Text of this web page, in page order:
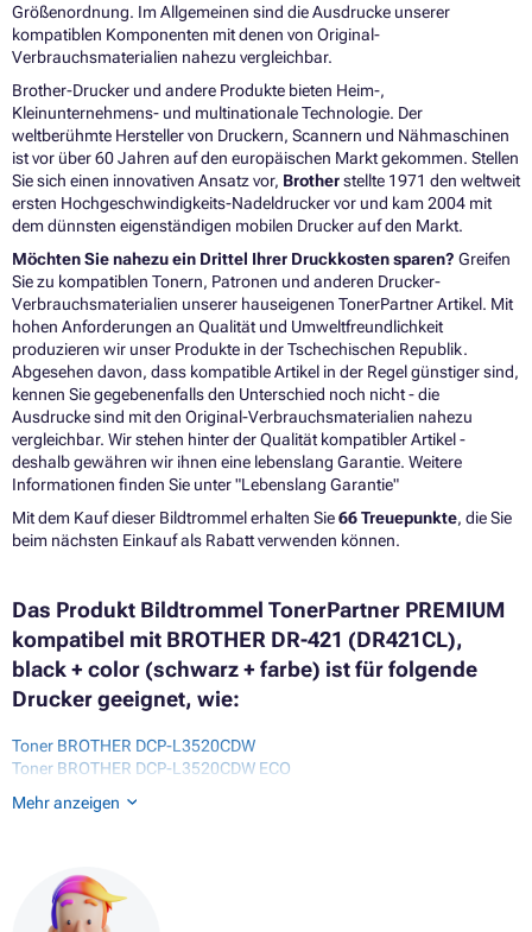
Größenordnung. Im Allgemeinen sind die Ausdrucke unserer
kompatiblen Komponenten mit denen von Original-
Verbrauchsmaterialien nahezu vergleichbar.
Brother-Drucker und andere Produkte bieten Heim-,
Kleinunternehmens- und multinationale Technologie. Der
weltberühmte Hersteller von Druckern, Scannern und Nähmaschinen
ist vor über 60 Jahren auf den europäischen Markt gekommen. Stellen
Sie sich einen innovativen Ansatz vor, Brotherstellte 1971 den weltweit
ersten Hochgeschwindigkeits-Nadeldrucker vor und kam 2004 mit
dem dünnsten eigenständigen mobilen Drucker auf den Markt.
Möchten Sie nahezu ein Drittel Ihrer Druckkosten sparen? Greifen
Sie zu kompatiblen Tonern, Patronen und anderen Drucker-
Verbrauchsmaterialien unserer hauseigenen TonerPartner Artikel. Mit
hohen Anforderungen an Qualität und Umweltfreundlichkeit
produzieren wir unser Produkte in der Tschechischen Republik.
Abgesehen davon, dass kompatible Artikel in der Regel günstiger sind,
kennen Sie gegebenenfalls den Unterschied noch nicht - die
Ausdrucke sind mit den Original-Verbrauchsmaterialien nahezu
vergleichbar. Wir stehen hinter der Qualität kompatibler Artikel -
deshalb gewähren wir ihnen eine lebenslang Garantie. Weitere
Informationen finden Sie unter "Lebenslang Garantie"
Mit dem Kauf dieser Bildtrommel erhalten Sie66 Treuepunkte, die Sie
beim nächsten Einkauf als Rabatt verwenden können.
Das Produkt Bildtrommel TonerPartner PREMIUM
kompatibel mit BROTHER DR-421 (DR421CL),
black + color (schwarz + farbe) ist für folgende
Drucker geeignet, wie:
Toner BROTHER DCP-L3520CDW
Toner BROTHER DCP-L3520CDW ECO
Toner BROTHER DCP-L3555CDW
Toner BROTHER HL-L3220CWE
Toner BROTHER HL-L3240CDW
Toner BROTHER HL-L8230CDW
Mehr anzeigen